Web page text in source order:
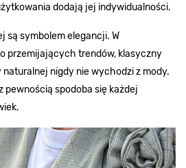
dodają jej indywidualności.
są symbolem elegancji. W
przemijających trendów, klasyczny
nigdy nie wychodzi z mody.
pewnością spodoba się każdej